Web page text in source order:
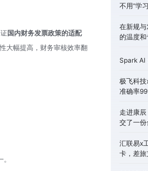
国内财务发票政策的适配
大幅提高，财务审核效率翻
不用“学
在新规
的温度
Spark AI
极飞科
准确率
走进康
交了一
汇联易x
卡，差旅